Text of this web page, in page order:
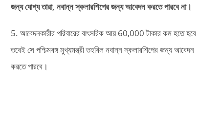
জন্য যোগ্য তারা, নবান্ন স্কলারশিপের জন্য আবেদন করতে পারবে না।
5. আবেদনকারীর পরিবারের বাৎসরিক আয় 60,000 টাকার কম হতে হবে
তবেই সে পশ্চিমবঙ্গ মুখ্যমন্ত্রী তহবিল নবান্ন স্কলারশিপের জন্য আবেদন
করতে পারবে।